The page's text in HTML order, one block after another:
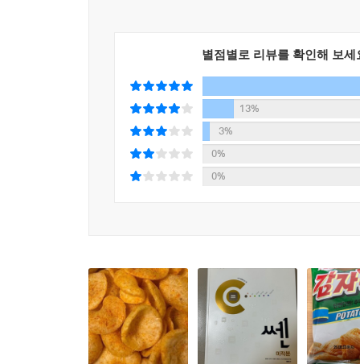
별점별로 리뷰를 확인해 보세
13%
3%
0%
0%